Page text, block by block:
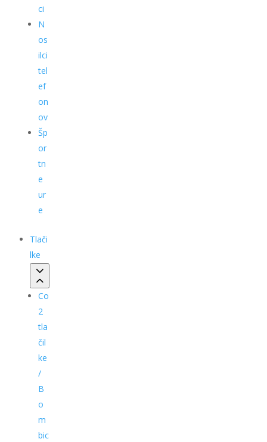
ci
N
os
ilci
tel
ef
on
ov
Šp
or
tn
e
ur
e
Tlači
lke
Co
2
tla
čil
ke
/
B
o
m
bic